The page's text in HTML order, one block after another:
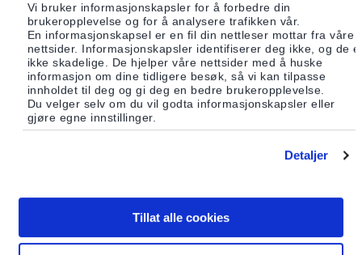
Vi bruker informasjonskapsler for å forbedre din
brukeropplevelse og for å analysere trafikken vår.
En informasjonskapsel er en fil din nettleser mottar fra våre
nettsider. Informasjonskapsler identifiserer deg ikke, og de
ikke skadelige. De hjelper våre nettsider med å huske
informasjon om dine tidligere besøk, så vi kan tilpasse
innholdet til deg og gi deg en bedre brukeropplevelse.
Du velger selv om du vil godta informasjonskapsler eller
gjøre egne innstillinger.
Detaljer
Tillat alle cookies
Vippa
Telefon: 90935252